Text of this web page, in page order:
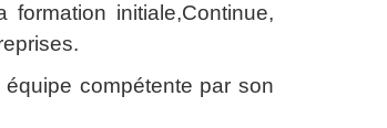
initiale,Continue,
compétente par son